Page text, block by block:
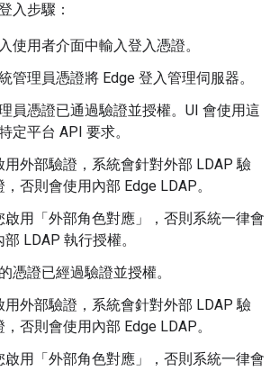
入步驟：
使用者介面中輸入登入憑證。
管理員憑證將 Edge 登入管理伺服器。
員憑證已通過驗證並授權。UI 會使用這
定平台 API 要求。
用外部驗證，系統會針對外部 LDAP 驗
否則會使用內部 Edge LDAP。
啟用「外部角色對應」
，否則系統一律會
LDAP 執行授權。
憑證已經過驗證並授權。
用外部驗證，系統會針對外部 LDAP 驗
否則會使用內部 Edge LDAP。
啟用「外部角色對應」
，否則系統一律會